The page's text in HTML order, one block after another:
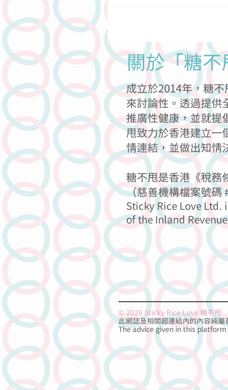
關於「糖不
成立於2014年，糖
來討論性。透過提供
推廣性健康，並就提
甩致力於香港建立一
情連結，並做出知情
糖不甩是香港《稅務
（慈善機構檔案號碼
Sticky Rice Love
of the Inland
© 2026 Sticky Rice Love 糖不甩
此網誌及相關超連結內的內容純
The advice given in this